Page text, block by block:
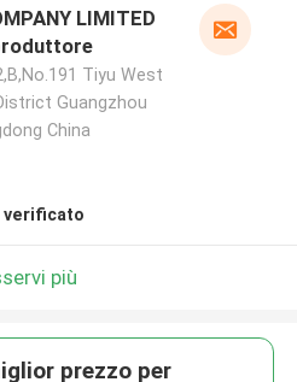
LIMITED
Tiyu West
Guangzhou
China
verificato
più
prezzo per